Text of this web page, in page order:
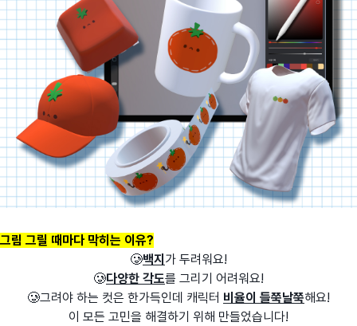
그림 그릴 때마다 막히는 이유?
🥲백지 가 두려워요!
🥲다양한 각도를 그리기 어려워요!
🥲그려야 하는 컷은 한가득인데 캐릭터 비율이 들쭉날쭉해요!
이 모든 고민을 해결하기 위해 만들었습니다!